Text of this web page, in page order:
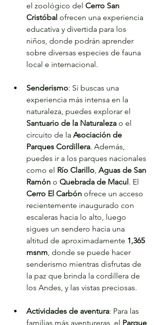
el zoológico del Cerro San
Cristóbal ofrecen una experiencia
educativa y divertida para los
niños, donde podrán aprender
sobre diversas especies de fauna
local e internacional.
Senderismo: Si buscas una
experiencia más intensa en la
naturaleza, puedes explorar el
Santuario de la Naturaleza o el
circuito de la Asociación de
Parques Cordillera. Además,
puedes ir a los parques nacionales
como el Río Clarillo Aguas de San
Ramón o Quebrada de Macul. El
Cerro El Carbón ofrece un acceso
recientemente inaugurado con
escaleras hacia lo alto, luego
sigues un sendero hacia una
altitud de aproximadamente 1,365
msnm , donde se puede hacer
senderismo mientras disfrutas de
la paz que brinda la cordillera de
los Andes, y las vistas preciosas.
Actividades de aventura: Para las
familias más aventureras, el Parque